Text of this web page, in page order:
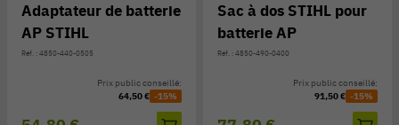
Adaptateur de batterie
AP STIHL
Réf. : 4850-440-0505
Prix public conseillé:
64,50 € -15%
Sac à dos STIHL pour
batterie AP
Réf. : 4850-490-0400
Prix public conseillé:
91,50 € -15%